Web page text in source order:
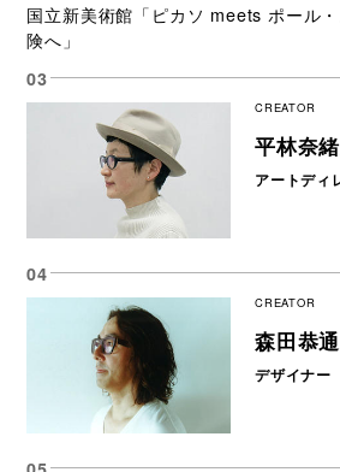
国立新美術館「ピカソ meets ポール
険へ」
CREATOR
平林奈
アートディ
CREATOR
森田恭通
デザイナー